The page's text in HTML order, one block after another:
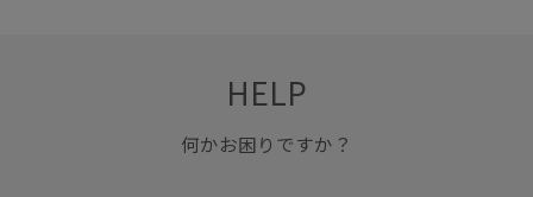
HELP
何かお困りですか？